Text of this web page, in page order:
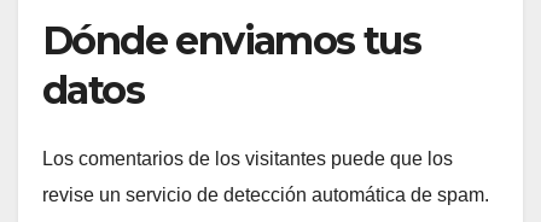
Dónde enviamos tus
datos
Los comentarios de los visitantes puede que los
revise un servicio de detección automática de spam.